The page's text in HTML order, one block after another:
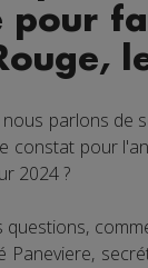
pour
nous parlons de
constat pour
2024 ?
Paneviere,